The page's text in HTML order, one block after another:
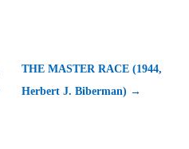
THE MASTER RACE (1944,
Herbert J. Biberman) →